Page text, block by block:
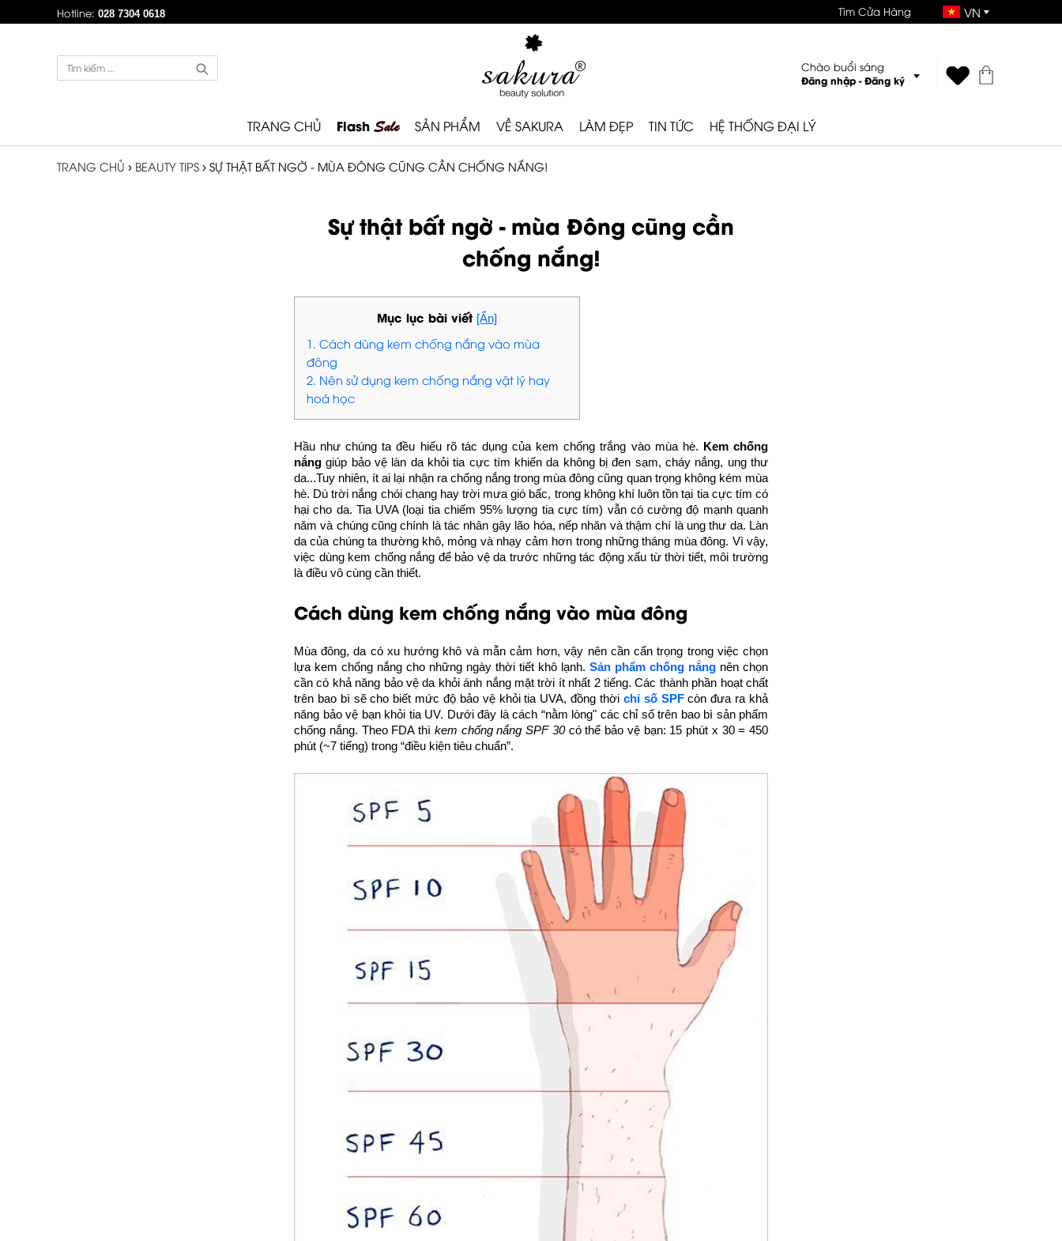
Hotline: 028 7304 0618 Tìm Cửa Hàng VN
Chào buổi sáng
Đăng nhập -Đăng ký
TRANG CHỦ Flash Sale SẢN PHẨM VỀ SAKURA LÀM ĐẸP TIN TỨC HỆ THỐNG ĐẠI LÝ
TRANG CHỦ › BEAUTY TIPS › SỰ THẬT BẤT NGỜ - MÙA ĐÔNG CŨNG CẦN CHỐNG NẮNG!
Sự thật bất ngờ - mùa Đông cũng cần
chống nắng!
Mục lục bài viết [Ẩn]
1. Cách dùng kem chống nắng vào mùa
đông
2. Nên sử dụng kem chống nắng vật lý hay
hoá học
Hầu như chúng ta đều hiểu rõ tác dụng của kem chống trắng vào mùa hè.
Kem chống
nắng giúp bảo vệ làn da khỏi tia cực tím khiến da không bị đen sạm, cháy nắng, ung thư
da...Tuy nhiên, ít ai lại nhận ra chống nắng trong mùa đông cũng quan trọng không kém mùa
hè. Dù trời nắng chói chang hay trời mưa gió bấc, trong không khí luôn tồn tại tia cực tím có
hại cho da. Tia UVA (loại tia chiếm 95% lượng tia cực tím) vẫn có cường độ mạnh quanh
năm và chúng cũng chính là tác nhân gây lão hóa, nếp nhăn và thậm chí là ung thư da. Làn
da của chúng ta thường khô, mỏng và nhạy cảm hơn trong những tháng mùa đông. Vì vậy,
việc dùng kem chống nắng để bảo vệ da trước những tác động xấu từ thời tiết, môi trường
là điều vô cùng cần thiết.
Cách dùng kem chống nắng vào mùa đông
Mùa đông, da có xu hướng khô và mẫn cảm hơn, vậy nên cần cẩn trọng trong việc chọn
lựa kem chống nắng cho những ngày thời tiết khô lạnh. Sản phẩm chống nắng nên chọn
cần có khả năng bảo vệ da khỏi ánh nắng mặt trời ít nhất 2 tiếng. Các thành phần hoạt chất
trên bao bì sẽ cho biết mức độ bảo vệ khỏi tia UVA, đồng thời chỉ số SPFcòn đưa ra khả
năng bảo vệ bạn khỏi tia UV. Dưới đây là cách “nằm lòng" các chỉ số trên bao bì sản phẩm
chống nắng. Theo FDA thì kem chống nắng SPF 30có thể bảo vệ bạn: 15 phút x 30 = 450
phút (~7 tiếng) trong “điều kiện tiêu chuẩn”.